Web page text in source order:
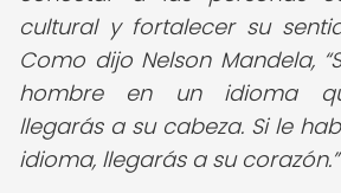
cultural y fortalecer su
Como dijo Nelson Mandela,
hombre en un idioma
llegarás a su cabeza. Si le
idioma, llegarás a su corazón.